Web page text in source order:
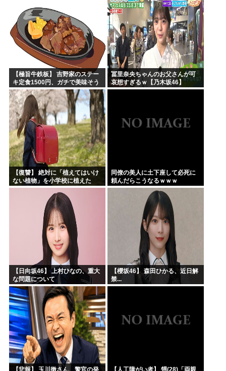
【極旨牛鉄板】 吉野家のステー
キ定食1500円、ガチで美味そう
ｗｗｗ
冨里奈央ちゃんのお父さんが可
哀想すぎるｗ【乃木坂46】
【復讐】 絶対に「植えてはいけ
ない植物」を小学校に植えた
→20年経って見に行くと…
「！？」衝撃の光景が・・・
同僚の美人に土下座して必死に
頼んだらこうなるｗｗｗ
【日向坂46】 上村ひなの、重大
な問題について
【櫻坂46】 森田ひかる、近日解
禁...
【悲報】 玉川徹さん、警官の発 【人工障がい者】 甥(28)「両親